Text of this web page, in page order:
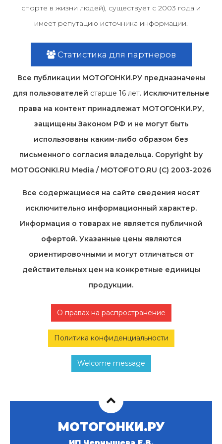
спорте в жизни людей), существует с 2003 года и
имеет репутацию источника информации.
Статистика для партнеров
Все публикации МОТОГОНКИ.РУ предназначены
для пользователей старше 16 лет. Исключительные
права на контент принадлежат МОТОГОНКИ.РУ,
защищены Законом РФ и не могут быть
использованы каким-либо образом без
письменного согласия владельца. Copyright by
MOTOGONKI.RU Media / MOTOFOTO.RU (C) 2003-2026
Все содержащиеся на cайте сведения носят
исключительно информационный характер.
Информация о товарах не является публичной
офертой. Указанные цены являются
ориентировочными и могут отличаться от
действительных цен на конкретные единицы
продукции.
О правах на распространение
Политика конфиденциальности
Welcome message
МОТОГОНКИ.РУ